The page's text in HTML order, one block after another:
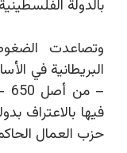
بالدولة
وتصاعدت
البريطانية في
حزب العمال